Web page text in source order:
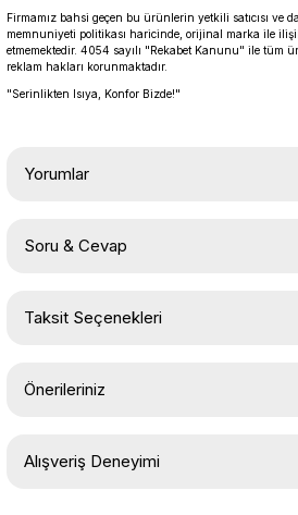
Firmamız bahsi geçen bu ürünlerin yetkili satıcısı ve
memnuniyeti politikası haricinde, orijinal marka ile
etmemektedir. 4054 sayılı "Rekabet Kanunu" ile tüm
reklam hakları korunmaktadır.
"Serinlikten Isıya, Konfor Bizde!"
Yorumlar
Soru & Cevap
Taksit Seçenekleri
Önerileriniz
konularda yetersiz gördüğünüz noktaları
Alışveriş Deneyimi